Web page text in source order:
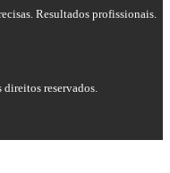
Resultados profissionais.
reservados.